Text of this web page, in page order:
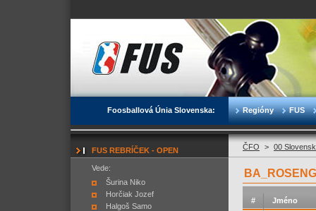
Foosballová Únia Slovenska: Regióny FUS
FUS REBRÍČEK - OPEN
Vede:
Šurina Niko
Horčiak Jozef
Halgoš Samo
ČFO > 00
# Jméno